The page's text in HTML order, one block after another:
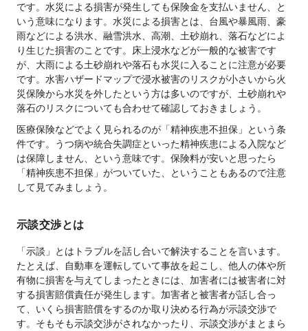
です。水災による損害が発生しても保険金を支払いません、と
いう意味になります。水災による損害とは、台風や暴風雨、豪
雨などによる洪水、融雪洪水、高潮、土砂崩れ、落石などによ
り生じた損害のことです。床上浸水などが一般的な被害です
が、大雨による土砂崩れや落石も水災に入ることに注意が必要
です。水害ハザードマップで浸水被害のリスクが小さいから火
災保険から水災を外したという方は多いのですが、土砂崩れや
落石のリスクについても合わせて確認しておきましょう。
医療保険などでよく見られるのが「精神疾患不担保」という条
件です。うつ病や統合失調症といった精神疾患による入院など
は保障しません、という意味です。保険料が安いと思ったら
「精神疾患不担保」がついていた、ということもあるので注意
して見てみましょう。
示談交渉とは
「示談」とはトラブルを話し合いで解決することを言います。
たとえば、自動車を運転していて事故を起こし、他人の体や所
有物に損害を与えてしまったときには、加害者には被害者に対
する損害賠償責任が発生します。加害者と被害者が話し合っ
て、いくら損害賠償をするのか取り決める行為が示談交渉で
す。そもそも示談交渉がされなかったり、示談交渉がまとまら